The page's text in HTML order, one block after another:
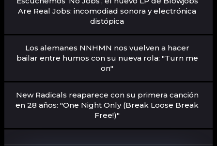
Are Real Jobs: incomodiad sonora y electrónica
distópica
Los alemanes NNHMN nos vuelven a hacer
bailar entre humos con su nueva rola: "Turn me
on"
New Radicals reaparece con su primera canción
en 28 años: "One Night Only (Break Loose Break
Free!)"